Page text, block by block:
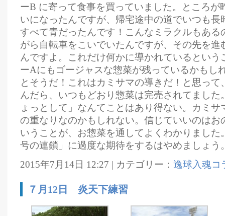
ーB に寄って食事を買っていました。ところが
いになったんですが、帰宅途中の道でいつも長
すべて青だったんです！こんなミラクルもある
がら自転車をこいでいたんですが、その先を
んですよ。これだけ何かに導かれているという
ーAにもゴージャスな惣菜が残っているかもし
とそうだ！これはカミサマの導きだ！と思っ
んだら、いつもどおり惣菜は完売されてまし
ょっとして」なんてことはあり得ない。カミ
の重なりなのかもしれない。信じていいのはお
いうことが、お惣菜を通してよくわかりました
号の連鎖」に過度な期待をするはやめましょう
2015年7月14日 12:27 | カテゴリー： 逸球入魂コ
７月12日 炎天下練習